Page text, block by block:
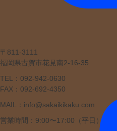
〒811-3111
福岡県古賀市花見南2-16-35
TEL：092-942-0630
FAX：092-692-4350
MAIL：info@sakaikikaku.com
営業時間：9:00〜17:00（平日）